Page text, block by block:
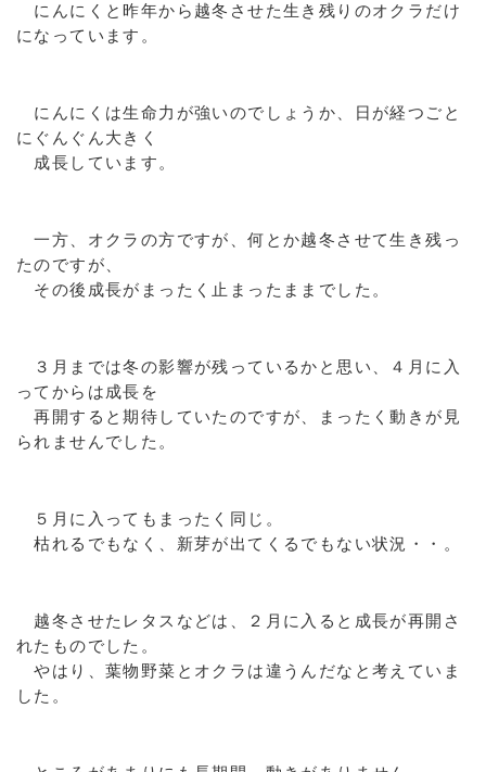
にんにくと昨年から越冬させた生き残りのオクラだけ
になっています。
にんにくは生命力が強いのでしょうか、日が経つごと
にぐんぐん大きく
成長しています。
一方、オクラの方ですが、何とか越冬させて生き残っ
たのですが、
その後成長がまったく止まったままでした。
３月までは冬の影響が残っているかと思い、４月に入
ってからは成長を
再開すると期待していたのですが、まったく動きが見
られませんでした。
５月に入ってもまったく同じ。
枯れるでもなく、新芽が出てくるでもない状況・・。
越冬させたレタスなどは、２月に入ると成長が再開さ
れたものでした。
やはり、葉物野菜とオクラは違うんだなと考えていま
した。